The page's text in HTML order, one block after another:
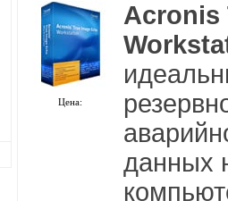
Цена:
Acronis
данных